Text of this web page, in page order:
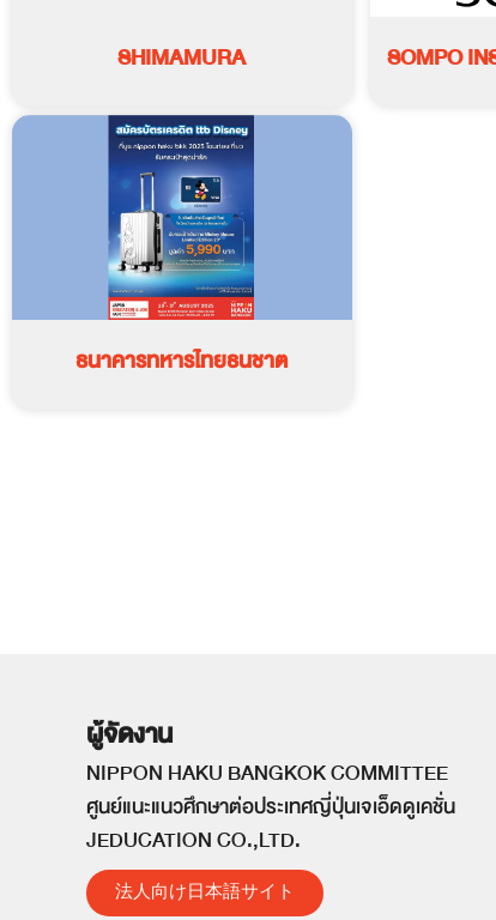
SHIMAMURA SOMPO
ธนาคารทหารไทยธนชาต
ผู้จัดงาน
NIPPON HAKU BANGKOK COMMITTEE
ศูนย์แนะแนวศึกษาต่อประเทศญี่ปุ่นเจเอ็ดดูเคชั่น
JEDUCATION CO.,LTD.
法人向け日本語サイト